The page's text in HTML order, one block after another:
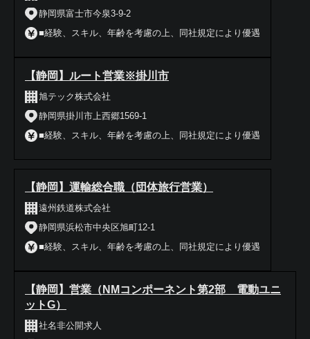
静岡県富士市今泉3-9-2
■経験、スキル、年齢を考慮の上、同社規定により優遇
【静岡】ルート営業※掛川市
旭テック株式会社
静岡県掛川市上西郷1569-1
■経験、スキル、年齢を考慮の上、同社規定により優遇
【静岡】運輸総合職（団体旅行営業）
遠州鉄道株式会社
静岡県浜松市中央区旭町12-1
■経験、スキル、年齢を考慮の上、同社規定により優遇
【静岡】営業（NMコンポーネント第2部 電動ユニ
ットG）
社名非公開求人